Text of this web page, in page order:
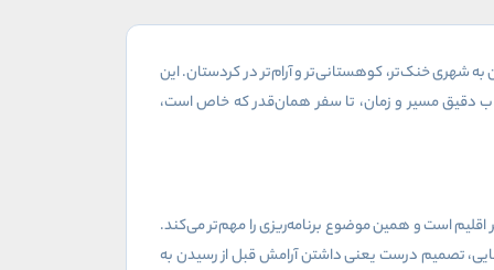
شهری خنک‌تر، کوهستانی‌تر و آرام‌تر در کردستان. این
دقیق مسیر و زمان، تا سفر همان‌قدر که خاص است،
است و همین موضوع برنامه‌ریزی را مهم‌تر می‌کند.
تصمیم درست یعنی داشتن آرامش قبل از رسیدن به